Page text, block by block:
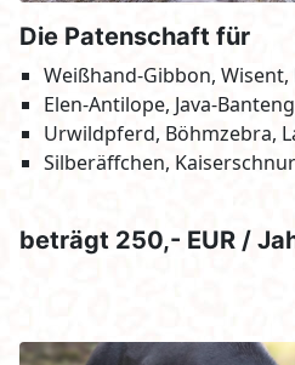
Die Patenschaft für
Weißhand-Gibbon,
Elen-Antilope, Java-
Urwildpferd, Böhmzebra,
Silberäffchen,
beträgt 250,- EUR /